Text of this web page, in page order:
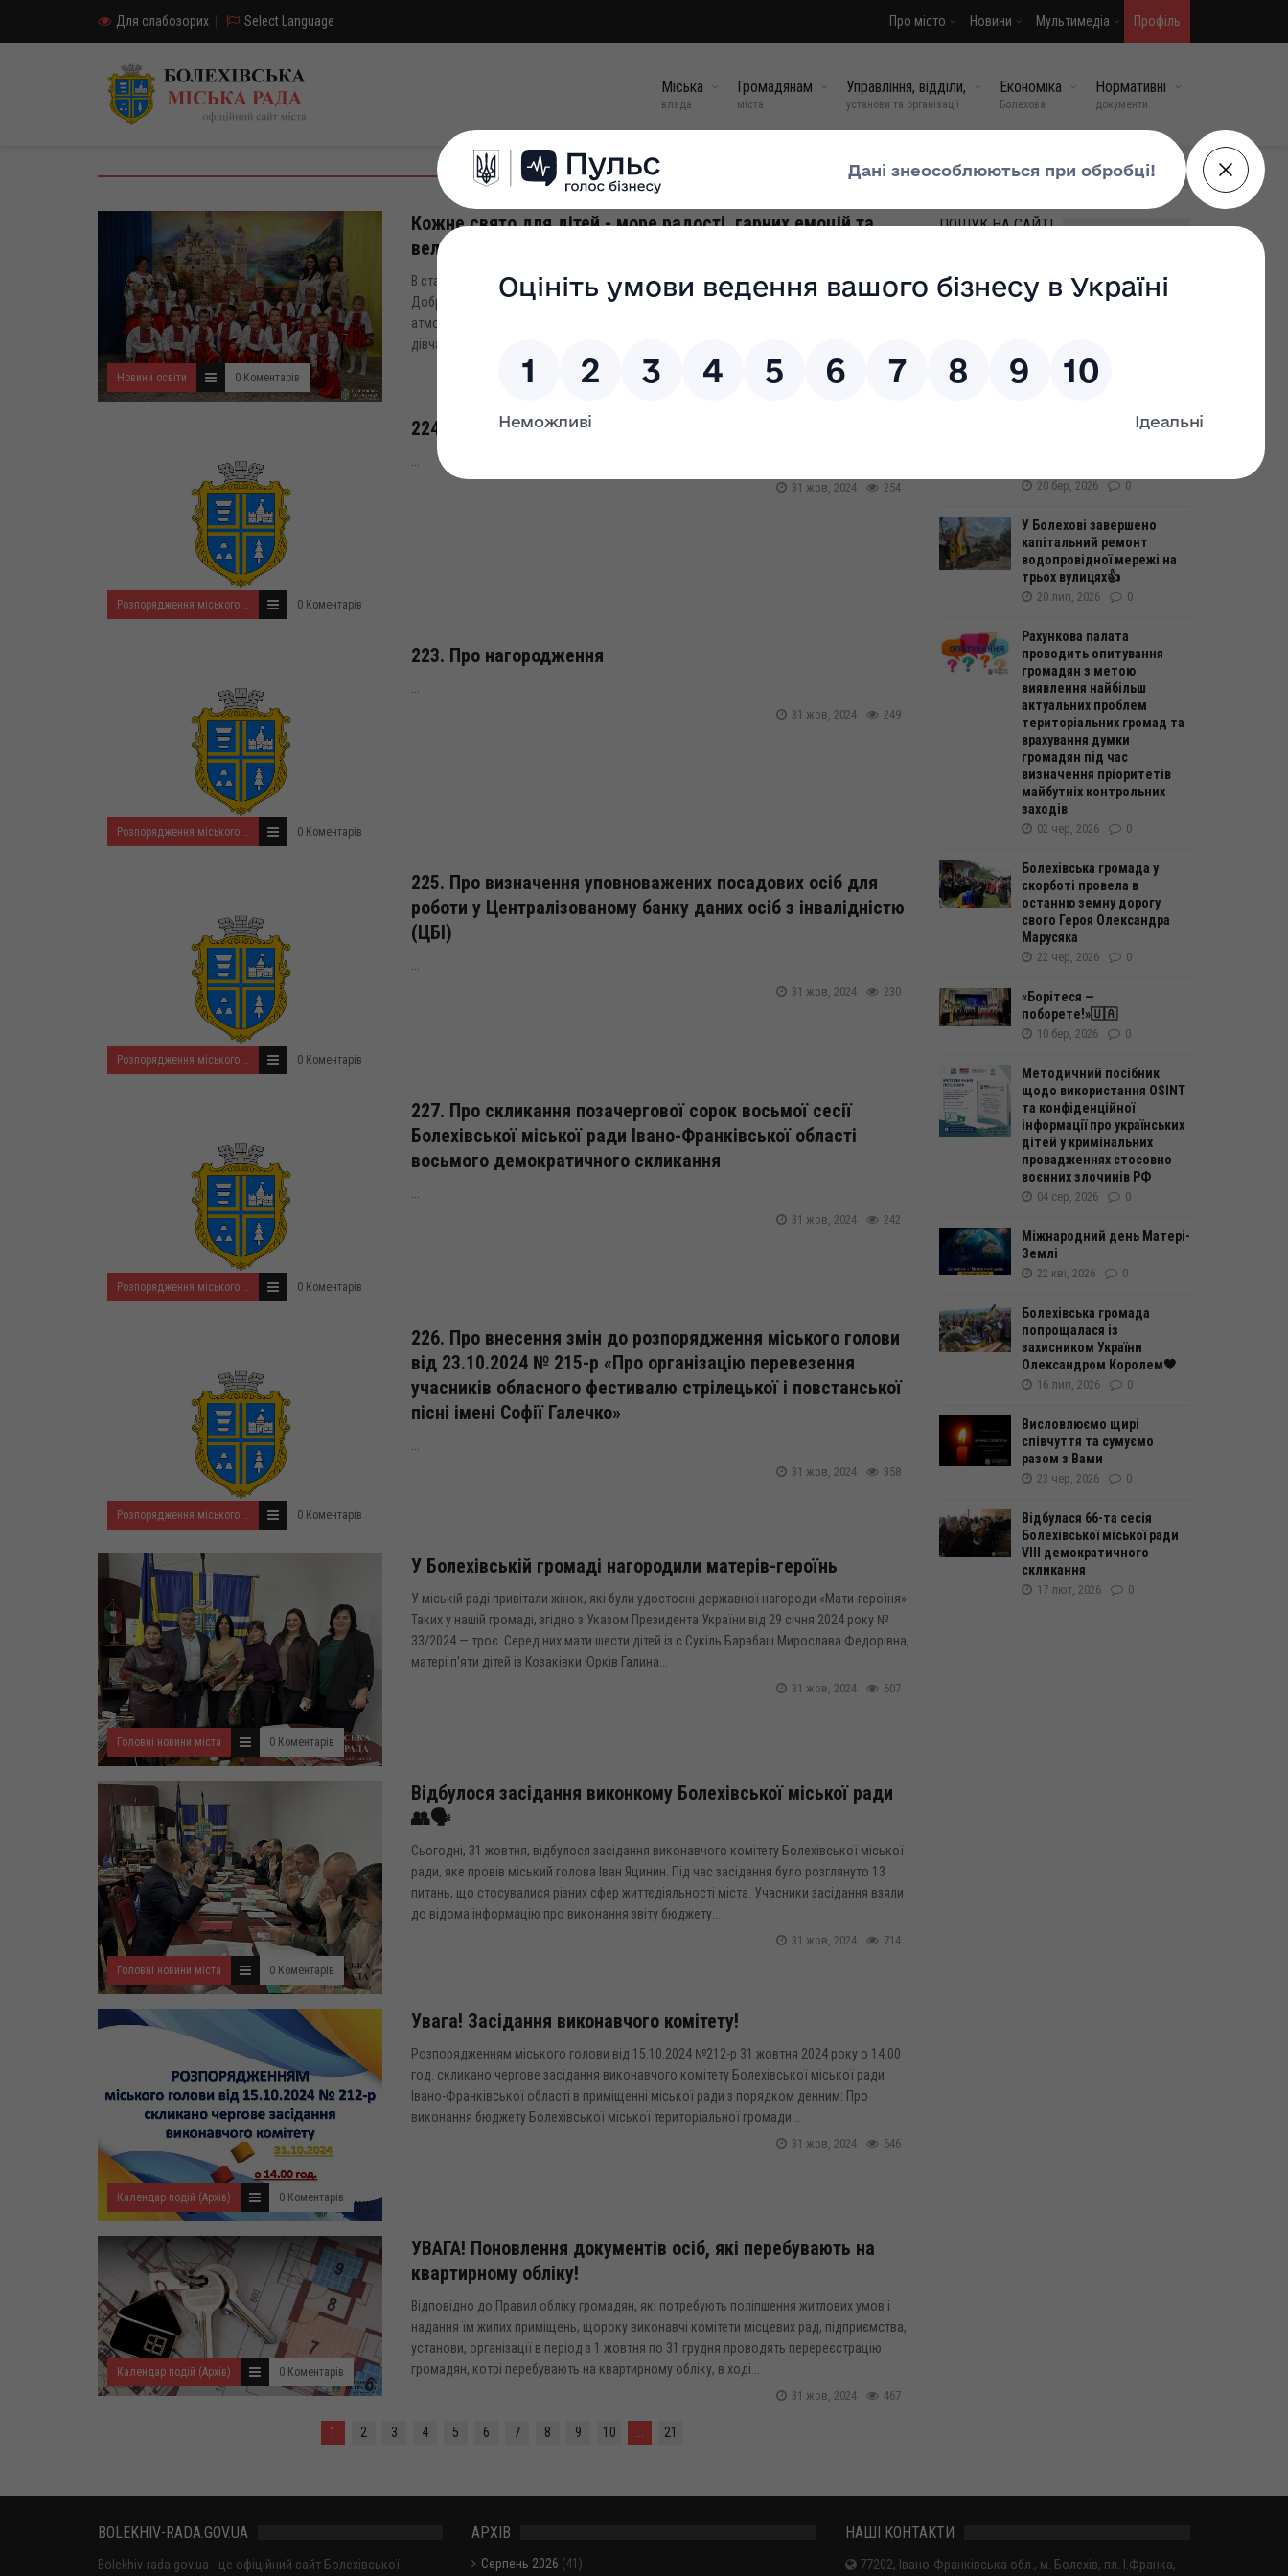
Для слабозорих Select Language Про місто Новини Мультимедіа Профіль
Міська
влада
Громадянам
міста
Управління, відділи,
установи та організації
Економіка
Болехова
Нормативні
документи
Новини освіти 0 Коментарів
Кожне свято для дітей - море радості, гарних емоцій та
величезного задоволення😂
В старшій групі закладу дошкільної освіти "Зірочка" відбулося осіннє свято: "Країна
Добра і Змій - Лиходій". Під слова пісень, віршів та ігор, діти поринули у чарівну осінню
атмосферу казки, демонструючи присутнім свої здібності і таланти Хлопчики та
дівчатка одягнулися в національний одяг та...
445
31 жов, 2024
Розпорядження міського голови за 2024 рік 0 Коментарів
224. Про нагородження
254
31 жов, 2024
Розпорядження міського голови за 2024 рік 0 Коментарів
223. Про нагородження
249
31 жов, 2024
Розпорядження міського голови за 2024 рік 0 Коментарів
225. Про визначення уповноважених посадових осіб для
роботи у Централізованому банку даних осіб з інвалідністю
(ЦБІ)
...
230
31 жов, 2024
Розпорядження міського голови за 2024 рік 0 Коментарів
227. Про скликання позачергової сорок восьмої сесії
Болехівської міської ради Івано-Франківської області
восьмого демократичного скликання
242
31 жов, 2024
Розпорядження міського голови за 2024 рік 0 Коментарів
226. Про внесення змін до розпорядження міського голови
від 23.10.2024 № 215-р «Про організацію перевезення
учасників обласного фестивалю стрілецької і повстанської
пісні імені Софії Галечко»
...
358
31 жов, 2024
Головні новини міста 0 Коментарів
У Болехівській громаді нагородили матерів-героїнь
У міській раді привітали жінок, які були удостоєні державної нагороди «Мати-героїня».
Таких у нашій громаді, згідно з Указом Президента України від 29 січня 2024 року №
33/2024 — троє. Серед них мати шести дітей із с.Сукіль Барабаш Мирослава Федорівна,
матері п'яти дітей із Козаківки Юрків Галина...
607
31 жов, 2024
Головні новини міста 0 Коментарів
Відбулося засідання виконкому Болехівської міської ради
👥🗣️
Сьогодні, 31 жовтня, відбулося засідання виконавчого комітету Болехівської міської
ради, яке провів міський голова Іван Яцинин. Під час засідання було розглянуто 13
питань, що стосувалися різних сфер життєдіяльності міста. Учасники засідання взяли
до відома інформацію про виконання звіту бюджету...
714
31 жов, 2024
Календар подій (Архів) 0 Коментарів
Увага! Засідання виконавчого комітету!
Розпорядженням міського голови від 15.10.2024 №212-р 31 жовтня 2024 року о 14.00
год. скликано чергове засідання виконавчого комітету Болехівської міської ради
Івано-Франківської області в приміщенні міської ради з порядком денним: Про
виконання бюджету Болехівської міської територіальної громади...
646
31 жов, 2024
Календар подій (Архів) 0 Коментарів
УВАГА! Поновлення документів осіб, які перебувають на
квартирному обліку!
Відповідно до Правил обліку громадян, які потребують поліпшення житлових умов і
надання їм жилих приміщень, щороку виконавчі комітети місцевих рад, підприємства,
установи, організації в період з 1 жовтня по 31 грудня проводять перереєстрацію
громадян, котрі перебувають на квартирному обліку, в ході...
467
31 жов, 2024
1 2 3 4 5 6 7 8 9 10 ... 21
МИ У СОЦМЕРЕЖАХ
ПОШУК НА САЙТІ
ухвалив рішення про
виплату у квітні
доплати у розмірі 1 500
гривень для пенсіонерів та
20 бер, 2026 0
У Болехові завершено
капітальний ремонт
водопровідної мережі на
трьох вулицях👍
20 лип, 2026 0
Рахункова палата
проводить опитування
громадян з метою
виявлення найбільш
актуальних проблем
територіальних громад та
врахування думки
громадян під час
визначення пріоритетів
майбутніх контрольних
заходів
02 чер, 2026 0
Болехівська громада у
скорботі провела в
останню земну дорогу
свого Героя Олександра
Марусяка
22 чер, 2026 0
«Борітеся —
поборете!»🇺🇦
10 бер, 2026 0
Методичний посібник
щодо використання OSINT
та конфіденційної
інформації про українських
дітей у кримінальних
провадженнях стосовно
воєнних злочинів РФ
04 сер, 2026 0
Міжнародний день Матері-
Землі
22 кві, 2026 0
Болехівська громада
попрощалася із
захисником України
Олександром Королем🖤
16 лип, 2026 0
Висловлюємо щирі
співчуття та сумуємо
разом з Вами
23 чер, 2026 0
Відбулася 66-та сесія
Болехівської міської ради
VІІІ демократичного
скликання
17 лют, 2026 0
BOLEKHIV-RADA.GOV.UA
Bolekhiv-rada.gov.ua - це офіційний сайт Болехівської
АРХІВ
Серпень 2026 (41)
НАШІ КОНТАКТИ
77202, Івано-Франківська обл., м. Болехів, пл. І.Франка,